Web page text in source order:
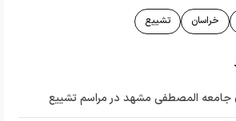
خراسان تشییع
جامعه المصطفی مشهد در مراسم تشییع